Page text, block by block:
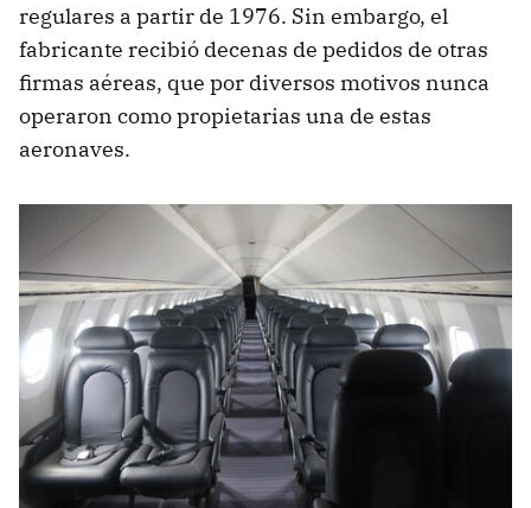
regulares a partir de 1976. Sin embargo, el
fabricante recibió decenas de pedidos de otras
firmas aéreas, que por diversos motivos nunca
operaron como propietarias una de estas
aeronaves.